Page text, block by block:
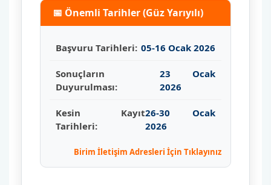
📅 Önemli Tarihler (Güz Yarıyılı)
Başvuru Tarihleri: 05-16 Ocak 2026
Sonuçların
Duyurulması:
23 Ocak
2026
Kesin Kayıt
Tarihleri:
26-30 Ocak
2026
Birim İletişim Adresleri İçin Tıklayınız
Sosyal Transkript